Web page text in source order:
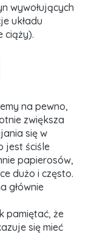
wywołujących
układu
ciąży).
na pewno,
zwiększa
się w
jest ściśle
papierosów,
dużo i często.
głównie
pamiętać, że
się mieć